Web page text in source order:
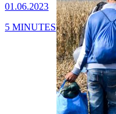
01.06.2023
5 MINUTES